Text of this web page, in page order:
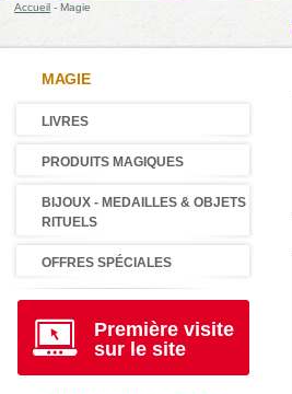
Accueil - Magie
MAGIE
LIVRES
PRODUITS MAGIQUES
BIJOUX - MEDAILLES & OBJETS
RITUELS
OFFRES SPÉCIALES
Première visite
sur le site